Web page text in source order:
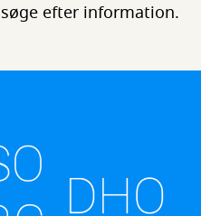
efter information.